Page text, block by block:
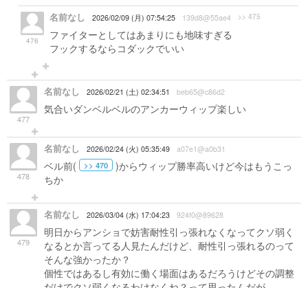
476
名前なし 2026/02/09 (月) 07:54:25 139d8@55ae4 >> 475
ファイターとしてはあまりにも地味すぎる
フックするならコダックでいい
477
名前なし 2026/02/21 (土) 02:34:51 beb65@c86d2
気合いダンベルベルのアンカーウィップ楽しい
478
名前なし 2026/02/24 (火) 05:35:49 a07e1@a0b31
ベル前( >> 470
)からウィップ勝率高いけど今はもうこっ
ちか
479
名前なし 2026/03/04 (水) 17:04:23 924f0@89628
明日からアンショで妨害耐性引っ張れなくなってクソ弱く
なるとか言ってる人見たんだけど、耐性引っ張れるのって
そんな強かったか？
個性ではあるし有効に働く場面はあるだろうけどその調整